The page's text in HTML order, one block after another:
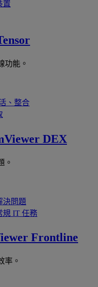
置
功能。
、整合
DEX
。
決問題
規 IT 任務
Frontline
率。